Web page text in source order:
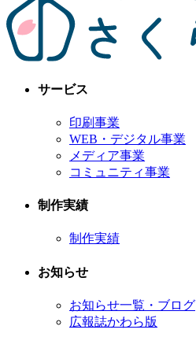
サービス
印刷事業
WEB・デジタル事業
メディア事業
コミュニティ事業
制作実績
制作実績
お知らせ
お知らせ一覧・ブログ
広報誌かわら版